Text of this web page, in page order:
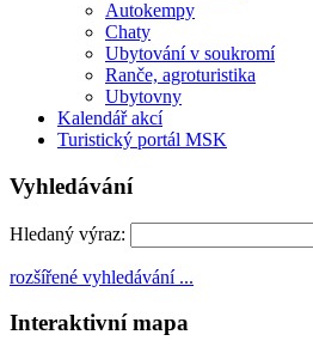
Autokempy
Chaty
Ubytování v soukromí
Ranče, agroturistika
Ubytovny
Kalendář akcí
Turistický portál MSK
Vyhledávání
Hledaný výraz:
rozšířené vyhledávání ...
Interaktivní mapa